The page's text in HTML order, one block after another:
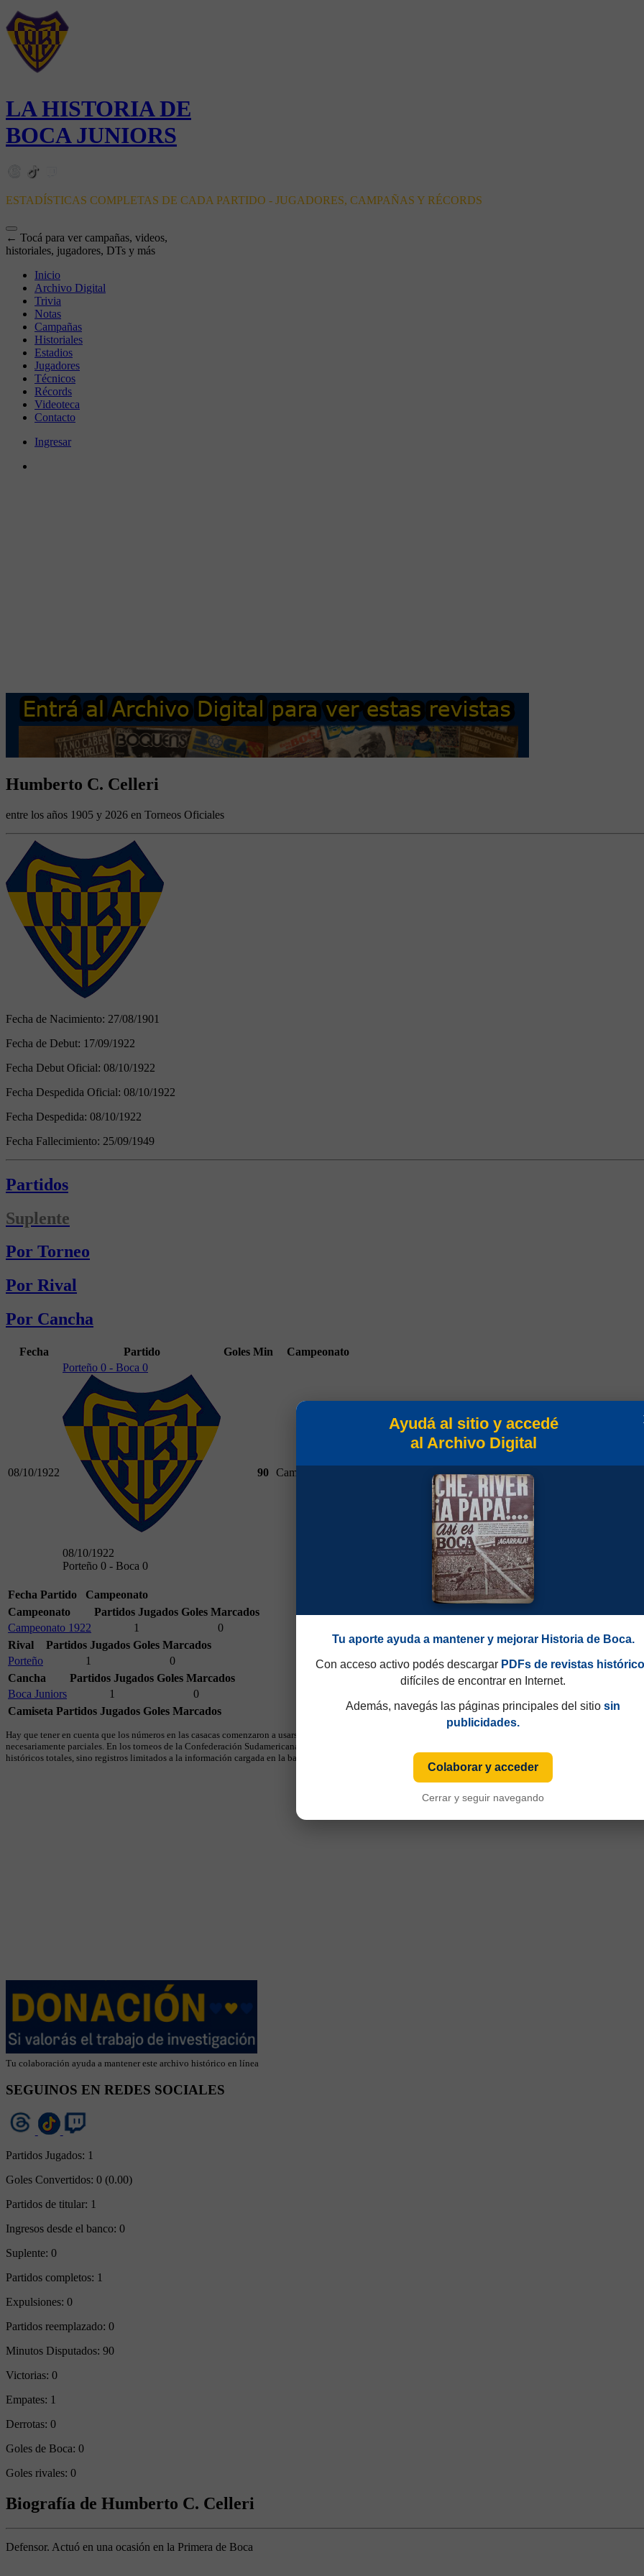
LA HISTORIA DE
BOCA JUNIORS
ESTADÍSTICAS COMPLETAS DE CADA PARTIDO - JUGADORES, CAMPAÑAS Y RÉCORDS
← Tocá para ver campañas, videos,
historiales, jugadores, DTs y más
Inicio
Archivo Digital
Trivia
Notas
Campañas
Historiales
Estadios
Jugadores
Técnicos
Récords
Videoteca
Contacto
Ingresar
Humberto C. Celleri
entre los años 1905 y 2026 en Torneos Oficiales
Fecha de Nacimiento: 27/08/1901
Fecha de Debut: 17/09/1922
Fecha Debut Oficial: 08/10/1922
Fecha Despedida Oficial: 08/10/1922
Fecha Despedida: 08/10/1922
Fecha Fallecimiento: 25/09/1949
Partidos
Suplente
Por Torneo
Por Rival
Por Cancha
Fecha Partido Goles Min Campeonato
08/10/1922
Porteño 0 - Boca 0
08/10/1922
Porteño 0 - Boca 0
90 Campeonato 1922
Fecha Partido
Campeonato
Campeonato
Partidos Jugados Goles Marcados
Campeonato 1922
1
0
Rival
Partidos Jugados Goles Marcados
Porteño
1
0
Cancha
Partidos Jugados Goles Marcados
Boca Juniors
1
0
Camiseta Partidos Jugados Goles Marcados
Hay que tener en cuenta que los números en las casacas comenzaron a usarse en 1949 y que hasta 1997 eran consecutivos, no fijos. Esa información aparecía sólo
necesariamente parciales. En los torneos de la Confederación Sudamericana se utiliza numeración fija desde sus primeras ediciones y, cuando ese dato está
históricos totales, sino registros limitados a la información cargada en la base.
Tu colaboración ayuda a mantener este archivo histórico en línea
SEGUINOS EN REDES SOCIALES
Partidos Jugados: 1
Goles Convertidos: 0 (0.00)
Partidos de titular: 1
Ingresos desde el banco: 0
Suplente: 0
Partidos completos: 1
Expulsiones: 0
Partidos reemplazado: 0
Minutos Disputados: 90
Victorias: 0
Empates: 1
Derrotas: 0
Goles de Boca: 0
Goles rivales: 0
Biografía de Humberto C. Celleri
Defensor. Actuó en una ocasión en la Primera de Boca
Ayudá al sitio y accedé
al Archivo Digital
Tu aporte ayuda a mantener y mejorar Historia de Boca.
Con acceso activo podés descargar PDFs de revistas
difíciles de encontrar en Internet.
Además, navegás las páginas principales del sitio sin
publicidades.
Colaborar y acceder
Cerrar y seguir navegando